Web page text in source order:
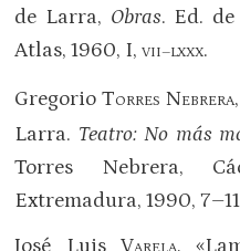
de Larra, Obras. Ed.
Atlas, 1960, I,VII–LXXX.
Gregorio TORRES NEBRERA
Larra. Teatro: No más
Torres Nebrera,
Extremadura, 1990,
José Luis V
,